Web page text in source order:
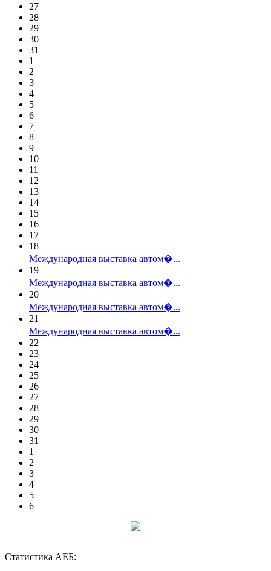
27
28
29
30
31
1
2
3
4
5
6
7
8
9
10
11
12
13
14
15
16
17
18
Международная выставка автом�...
19
Международная выставка автом�...
20
Международная выставка автом�...
21
Международная выставка автом�...
22
23
24
25
26
27
28
29
30
31
1
2
3
4
5
6
Статистика АЕБ: